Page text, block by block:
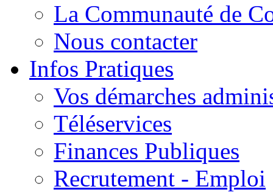
La Communauté de
Nous contacter
Infos Pratiques
Vos démarches
Téléservices
Finances Publiques
Recrutement - Emploi